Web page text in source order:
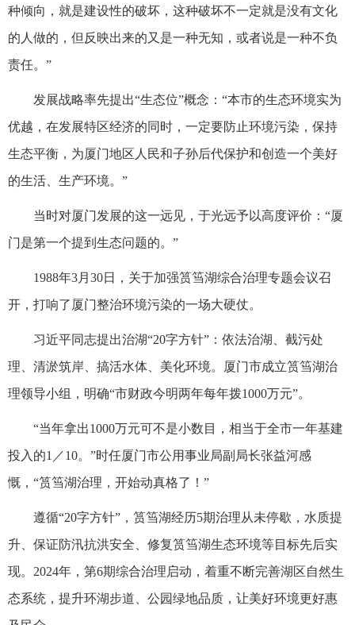
种倾向，就是建设性的破坏，这种破坏不一定就是没有文化
的人做的，但反映出来的又是一种无知，或者说是一种不负
责任。”
发展战略率先提出“生态位”概念：“本市的生态环境实为
优越，在发展特区经济的同时，一定要防止环境污染，保持
生态平衡，为厦门地区人民和子孙后代保护和创造一个美好
的生活、生产环境。”
当时对厦门发展的这一远见，于光远予以高度评价：“厦
门是第一个提到生态问题的。”
1988年3月30日，关于加强筼筜湖综合治理专题会议召
开，打响了厦门整治环境污染的一场大硬仗。
习近平同志提出治湖“20字方针”：依法治湖、截污处
理、清淤筑岸、搞活水体、美化环境。厦门市成立筼筜湖治
理领导小组，明确“市财政今明两年每年拨1000万元”。
“当年拿出1000万元可不是小数目，相当于全市一年基建
投入的1／10。”时任厦门市公用事业局副局长张益河感
慨，“筼筜湖治理，开始动真格了！”
遵循“20字方针”，筼筜湖经历5期治理从未停歇，水质提
升、保证防汛抗洪安全、修复筼筜湖生态环境等目标先后实
现。2024年，第6期综合治理启动，着重不断完善湖区自然生
态系统，提升环湖步道、公园绿地品质，让美好环境更好惠